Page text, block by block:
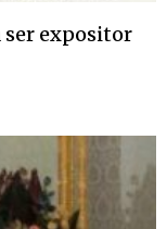
expositor